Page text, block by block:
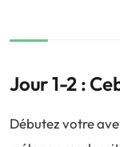
Jour 1-2 :
Débutez votre